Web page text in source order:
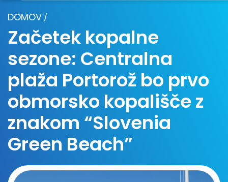
DOMOV /
Začetek kopalne
sezone: Centralna
plaža Portorož bo prvo
obmorsko kopališče z
znakom “Slovenia
Green Beach”